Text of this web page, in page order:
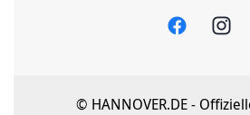
© HANNOVER.DE -